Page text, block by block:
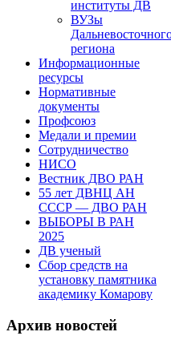
институты ДВ
ВУЗы
региона
Информационные
ресурсы
Нормативные
документы
Профсоюз
Медали и премии
Сотрудничество
НИСО
Вестник ДВО РАН
55 лет ДВНЦ АН
СССР — ДВО РАН
ВЫБОРЫ В РАН
2025
ДВ ученый
Сбор средств на
установку памятника
академику Комарову
Архив новостей